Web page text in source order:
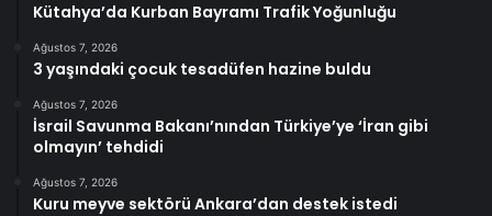
Kütahya’da Kurban Bayramı Trafik Yoğunluğu
Ağustos 7, 2026
3 yaşındaki çocuk tesadüfen hazine buldu
Ağustos 7, 2026
İsrail Savunma Bakanı’nından Türkiye’ye ‘İran gibi
olmayın’ tehdidi
Ağustos 7, 2026
Kuru meyve sektörü Ankara’dan destek istedi